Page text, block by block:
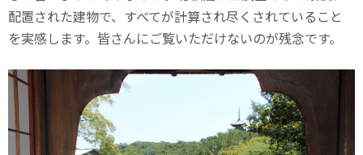
配置された建物で、すべてが計算され尽くされていること
を実感します。皆さんにご覧いただけないのが残念です。